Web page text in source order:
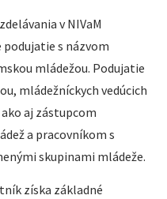
v NIVaM
s názvom
mládežou. Podujatie
mládežníckych vedúcich
aj zástupcom
a pracovníkom s
skupinami mládeže.
získa základné